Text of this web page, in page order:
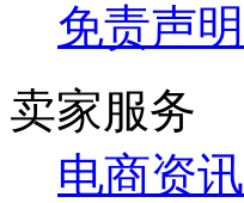
免责声明
卖家服务
电商资讯